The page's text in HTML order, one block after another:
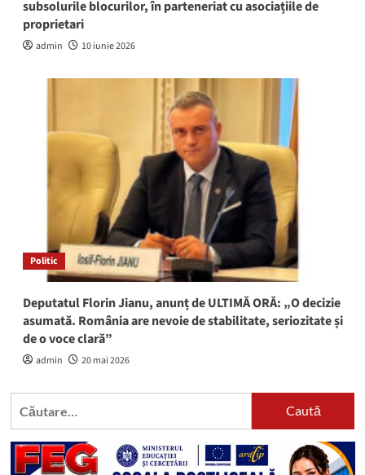
subsolurile blocurilor, în parteneriat cu asociațiile de
proprietari
admin 10 iunie 2026
Politic
Deputatul Florin Jianu, anunț de ULTIMĂ ORĂ: „O decizie
asumată. România are nevoie de stabilitate, seriozitate și
de o voce clară”
admin 20 mai 2026